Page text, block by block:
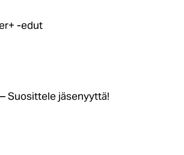
-edut
Suosittele jäsenyyttä!